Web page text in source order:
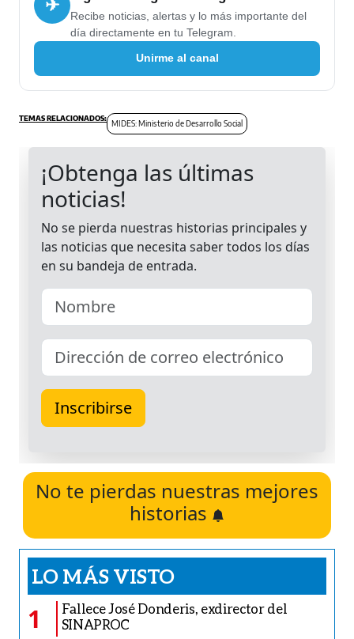
✈
Recibe noticias, alertas y lo más importante del
día directamente en tu Telegram.
Unirme al canal
MIDES: Ministerio de Desarrollo Social
No te pierdas nuestras mejores
historias
LO MÁS VISTO
1
Fallece José Donderis, exdirector del
SINAPROC